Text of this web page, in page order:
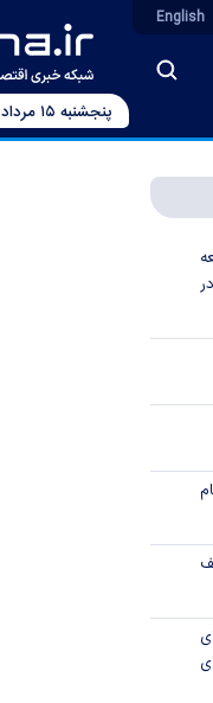
English
پنجشنبه ۱۵ مرداد ۱۴۰۵